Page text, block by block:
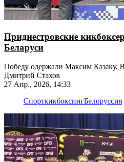
Приднестровские
Беларуси
Победу одержали Максим Казаку,
Дмитрий Стахов
27 Апр., 2026, 14:33
СпорткикбоксингБелоруссия